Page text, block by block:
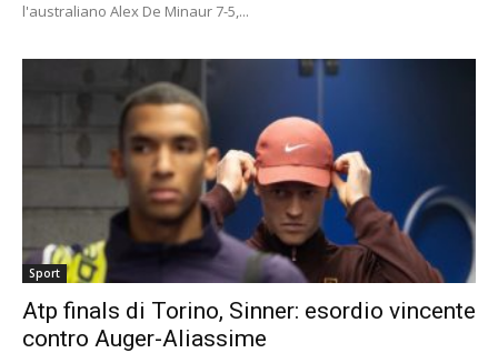
l'australiano Alex De Minaur 7-5,...
Sport
Atp finals di Torino, Sinner: esordio vincente
contro Auger-Aliassime